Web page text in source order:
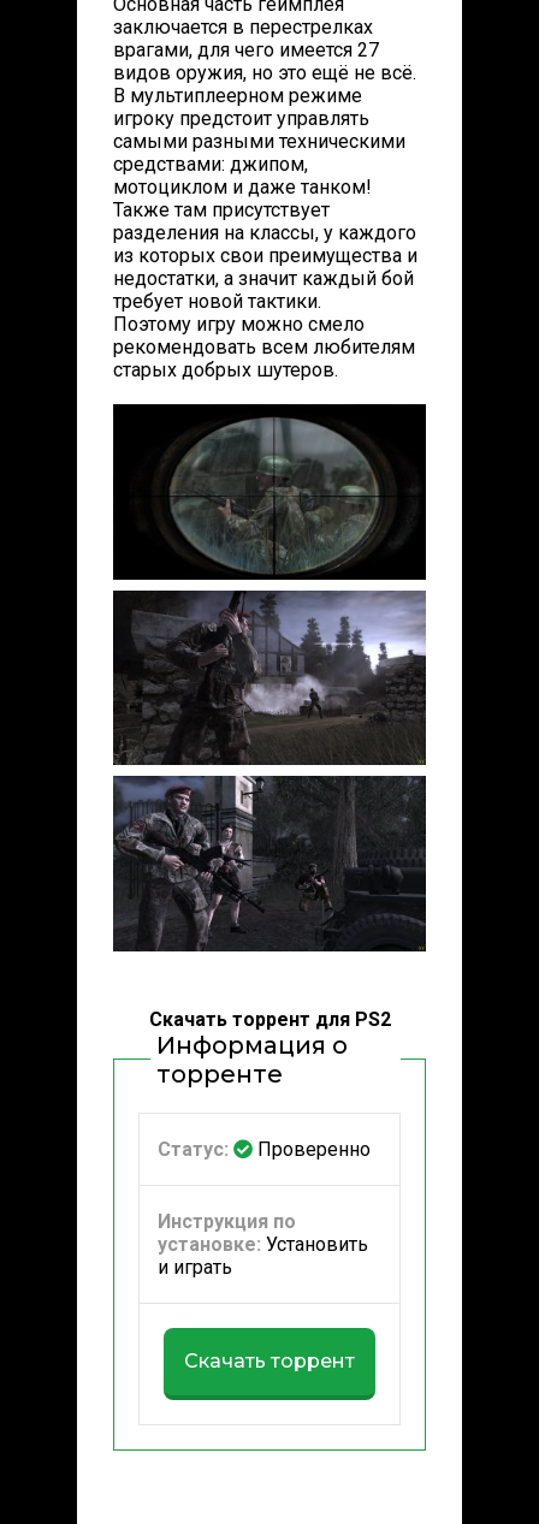
заключается в перестрелках
врагами, для чего имеется 27
видов оружия, но это ещё не всё.
В мультиплеерном режиме
игроку предстоит управлять
самыми разными техническими
средствами: джипом,
мотоциклом и даже танком!
Также там присутствует
разделения на классы, у каждого
из которых свои преимущества и
недостатки, а значит каждый бой
требует новой тактики.
Поэтому игру можно смело
рекомендовать всем любителям
старых добрых шутеров.
Скачать торрент для PS2
Информация о
торренте
Статус: Проверенно
Инструкция по
установке: Установить
и играть
Скачать торрент